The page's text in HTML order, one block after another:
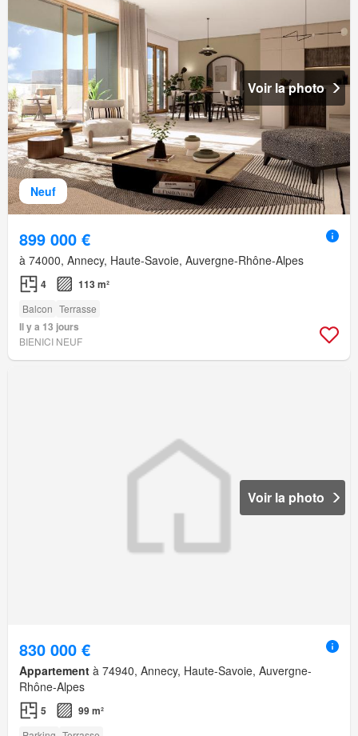
Neuf
Voir la photo
899 000 €
à 74000, Annecy, Haute-Savoie, Auvergne-Rhône-Alpes
4 113 m²
Balcon Terrasse
Il y a 13 jours
BIENICI NEUF
Voir la photo
830 000 €
Appartement à 74940, Annecy, Haute-Savoie, Auvergne-
Rhône-Alpes
5 99 m²